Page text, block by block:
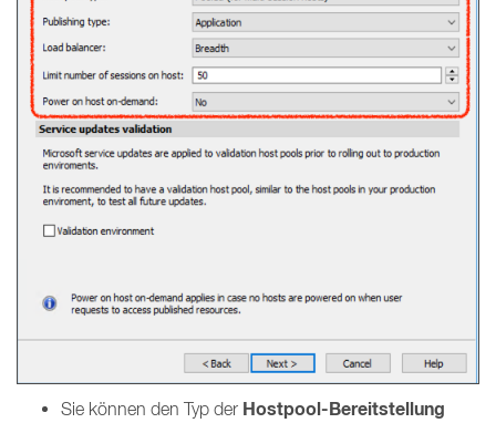
Sie können den Typ der Hostpool-Bereitstellung